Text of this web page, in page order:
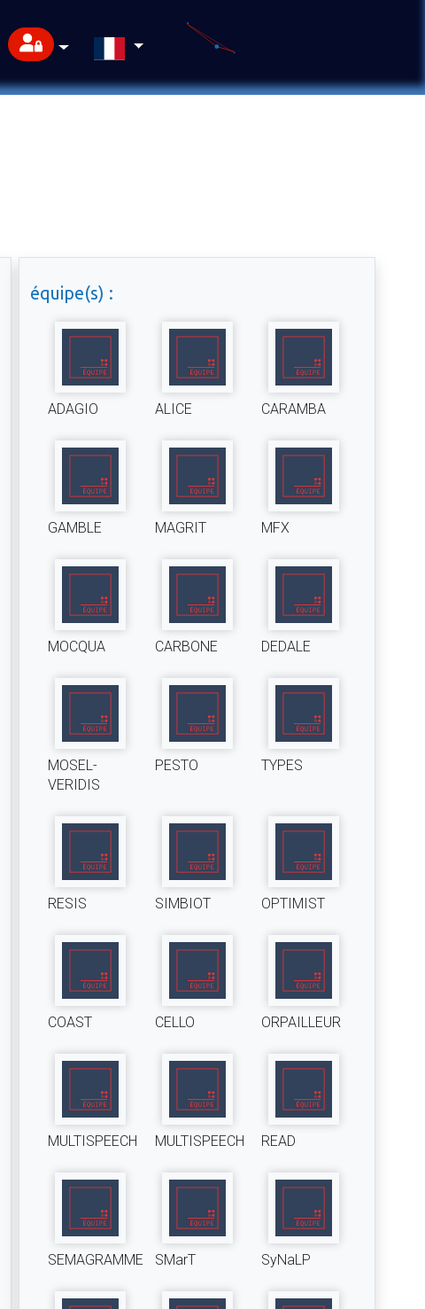
équipe(s) :
ADAGIO ALICE CARAMBA
GAMBLE MAGRIT MFX
MOCQUA CARBONE DEDALE
MOSEL-
VERIDIS
PESTO TYPES
RESIS SIMBIOT OPTIMIST
COAST CELLO ORPAILLEUR
MULTISPEECH MULTISPEECH READ
SEMAGRAMME SMarT SyNaLP